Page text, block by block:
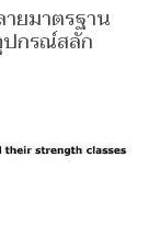
ยมาตรฐาน
ปกรณ์สลัก